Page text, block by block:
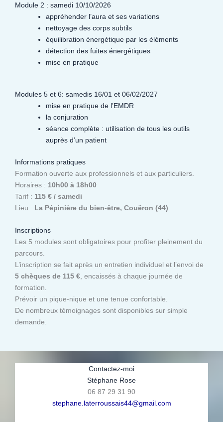
Module 2 : samedi 10/10/2026
appréhender l’aura et ses variations
nettoyage des corps subtils
équilibration énergétique par les éléments
détection des fuites énergétiques
mise en pratique
Modules 5 et 6: samedis 16/01 et 06/02/2027
mise en pratique de l’EMDR
la conjuration
séance complète : utilisation de tous les outils
auprès d’un patient
Informations pratiques
Formation ouverte aux professionnels et aux particuliers.
Horaires : 10h00 à 18h00
Tarif : 115 € / samedi
Lieu : La Pépinière du bien-être, Couëron (44)
Inscriptions
Les 5 modules sont obligatoires pour profiter pleinement du
parcours.
L’inscription se fait après un entretien individuel et l’envoi de
5 chèques de 115 €, encaissés à chaque journée de
formation.
Prévoir un pique-nique et une tenue confortable.
De nombreux témoignages sont disponibles sur simple
demande.
Contactez-moi
Stéphane Rose
06 87 29 31 90
stephane.laterroussais44@gmail.com